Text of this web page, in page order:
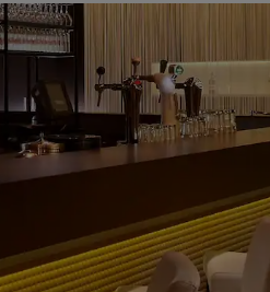
Destinazioni
Resort
Residence
Hotel aeroportuali
Hotel nuovi e di prossima
apertura
Meeting ed eventi
Scopri Radisson Meetings